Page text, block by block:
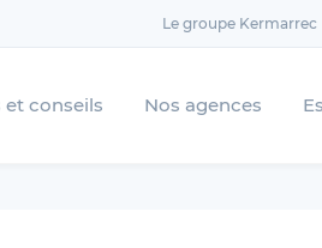
Le groupe Kermarrec
et conseils Nos agences